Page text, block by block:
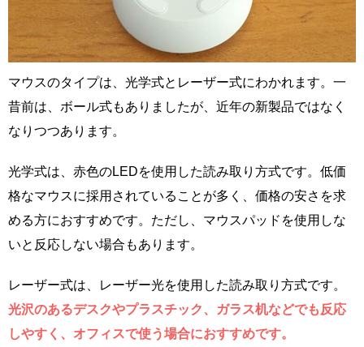
マウスのタイプは、光学式とレーザー式にわかれます。一
昔前は、ボール式もありましたが、近年の新製品ではなく
なりつつあります。
光学式は、赤色のLEDを使用した読み取り方式です。低価
格なマウスに採用されていることが多く、価格の安さを求
める方におすすめです。ただし、マウスパッドを使用しな
いと反応しない場合もあります。
レーザー式は、レーザー光を使用した読み取り方式です。
光沢のあるデスクやプラスチック、ガラス机などでも反応
しやすく、オフィスで使う場合におすすめです。